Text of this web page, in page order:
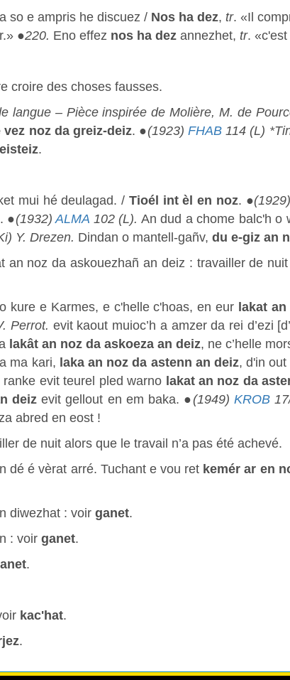
so e ampris he discuez / Nos ha dez, tr. «Il
●220. Eno effez nos ha dez annezhet, tr.
croire des choses fausses.
langue – Pièce inspirée de Molière, M. de
noz da greiz-deiz. ●(1923) FHAB114 (L)
.
mui hé deulagad. / Tioél int èl en noz. ●(1929)
. ●(1932)ALMA 102 (L). An dud a chome balc'h
Y. Drezen. Dindan o mantell-gañv, du e-giz an
noz da askouezhañ an deiz : travailler de
kure e Karmes, e c'helle c'hoas, en eur lakat
Perrot. evit kaout muioc’h a amzer da rei d’ezi
lakât an noz da askoeza an deiz, ne c’helle
ma kari, laka an noz da astenn an deiz, d'in
evit teurel pled warno lakat an noz da
deiz evit gellout en em baka. ●(1949) KROB
abred en eost !
de nuit alors que le travail n’a pas été achevé.
dé é vèrat arré. Tuchant e vou ret kemér ar en
diwezhat : voir ganet.
: voir ganet.
.
kac'hat.
.